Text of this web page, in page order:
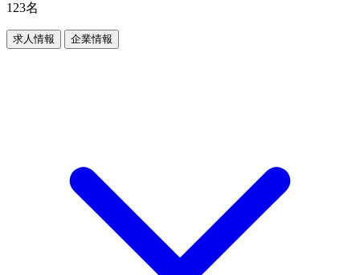
123名
求人情報 企業情報